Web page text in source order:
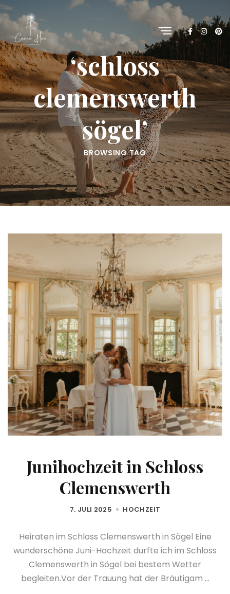
‘schloss
clemenswerth
sögel’
BROWSING TAG
Junihochzeit in Schloss
Clemenswerth
7. JULI 2025 HOCHZEIT
Heiraten im Schloss Clemenswerth in Sögel Eine
wunderschöne Juni-Hochzeit durfte ich im Schloss
Clemenswerth in Sögel bei bestem Wetter
begleiten.Vor der Trauung hat der Bräutigam ...